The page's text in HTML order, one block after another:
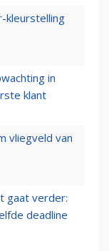
kleurstelling
in
klant
vliegveld van
gaat verder:
deadline